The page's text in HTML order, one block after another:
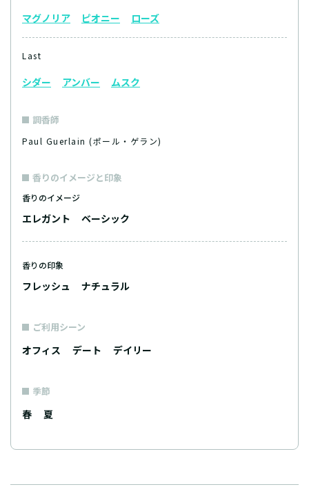
マグノリア ピオニー ローズ
Last
シダー アンバー ムスク
調香師
Paul Guerlain (ポール・ゲラン)
香りのイメージと印象
香りのイメージ
エレガント ベーシック
香りの印象
フレッシュ ナチュラル
ご利用シーン
オフィス デート デイリー
季節
春 夏